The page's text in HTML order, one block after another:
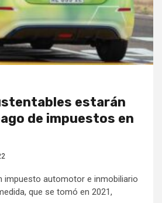
estarán
de impuestos en
impuesto automotor e inmobiliario
que se tomó en 2021,